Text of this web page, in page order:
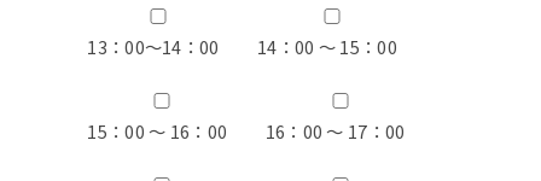
13：00〜14：00 14：00 ～ 15：00
15：00 ～ 16：00 16：00 ～ 17：00